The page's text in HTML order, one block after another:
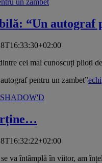
“Un autograf
cei mai cunoscuți piloți
pentru un zambet”
va întâmplă în viitor, am